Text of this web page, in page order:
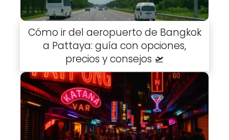
Cómo ir del aeropuerto de Bangkok
a Pattaya: guía con opciones,
precios y consejos 🛫